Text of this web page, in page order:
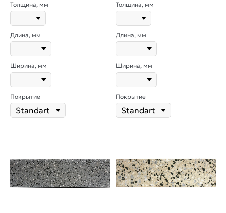
Толщина, мм
Длина, мм
Ширина, мм
Покрытие
Толщина, мм
Длина, мм
Ширина, мм
Покрытие